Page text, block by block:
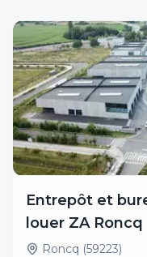
Entrepôt et
louer ZA Roncq
Roncq (59223)